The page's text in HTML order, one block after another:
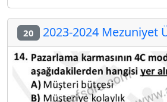
20 2023-2024 Mezuniyet